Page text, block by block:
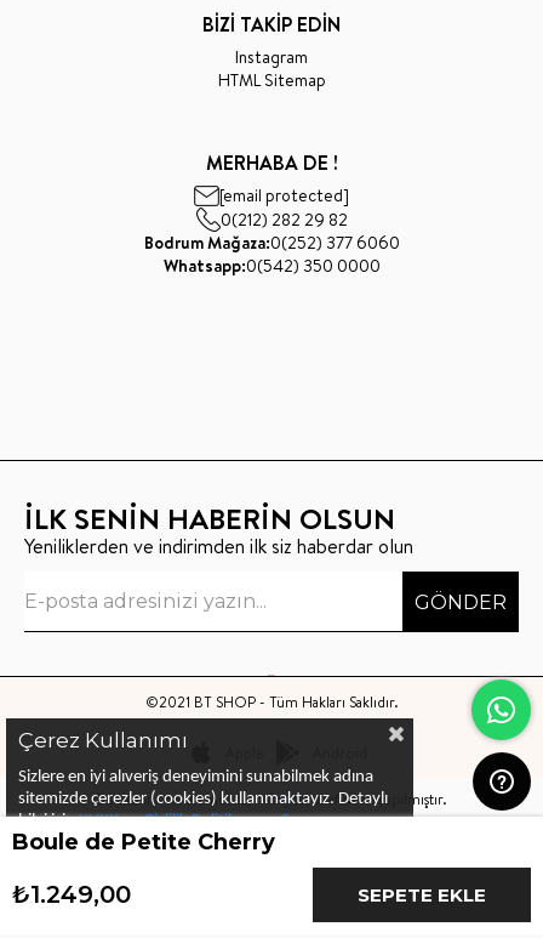
BİZİ TAKİP EDİN
Instagram
HTML Sitemap
MERHABA DE !
[email protected]
0(212) 282 29 82
Bodrum Mağaza:0(252) 377 6060
Whatsapp:0(542) 350 0000
İLK SENİN HABERİN OLSUN
Yeniliklerden ve indirimden ilk siz haberdar olun
GÖNDER
©2021 BT SHOP - Tüm Hakları Saklıdır.
Bu sitenin kurulumuKeyo Digitaltarafından yapılmıştır.
Çerez Kullanımı
Sizlere en iyi alıveriş deneyimini sunabilmek adına
sitemizde çerezler (cookies) kullanmaktayız. Detaylı
bilgi için KVKK ve Gizlilik Politikası veÇerez
Politikalarını inceleyebilirsiniz
Boule de Petite Cherry
₺1.249,00